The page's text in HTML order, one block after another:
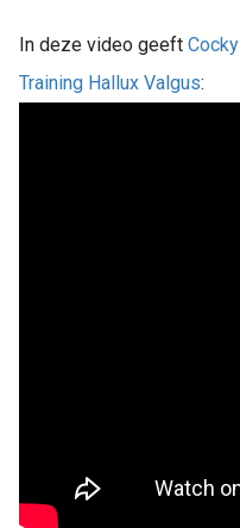
In deze video geeft Cocky
Training Hallux Valgus: